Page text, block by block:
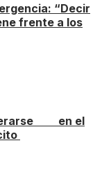
“Decir
frente a los
en el